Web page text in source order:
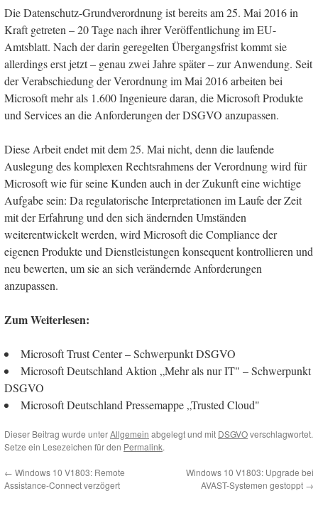
Die Datenschutz-Grundverordnung ist bereits am 25. Mai 2016 in
Kraft getreten – 20 Tage nach ihrer Veröffentlichung im EU-
Amtsblatt. Nach der darin geregelten Übergangsfrist kommt sie
allerdings erst jetzt – genau zwei Jahre später – zur Anwendung. Seit
der Verabschiedung der Verordnung im Mai 2016 arbeiten bei
Microsoft mehr als 1.600 Ingenieure daran, die Microsoft Produkte
und Services an die Anforderungen der DSGVO anzupassen.
Diese Arbeit endet mit dem 25. Mai nicht, denn die laufende
Auslegung des komplexen Rechtsrahmens der Verordnung wird für
Microsoft wie für seine Kunden auch in der Zukunft eine wichtige
Aufgabe sein: Da regulatorische Interpretationen im Laufe der Zeit
mit der Erfahrung und den sich ändernden Umständen
weiterentwickelt werden, wird Microsoft die Compliance der
eigenen Produkte und Dienstleistungen konsequent kontrollieren und
neu bewerten, um sie an sich verändernde Anforderungen
anzupassen.
Zum Weiterlesen:
Microsoft Trust Center – Schwerpunkt DSGVO
Microsoft Deutschland Aktion „Mehr als nur IT" – Schwerpunkt
DSGVO
Microsoft Deutschland Pressemappe „Trusted Cloud"
Dieser Beitrag wurde unterAllgemein abgelegt und mit DSGVOverschlagwortet.
Setze ein Lesezeichen für den Permalink.
← Windows 10 V1803: Remote
Assistance-Connect verzögert
Windows 10 V1803: Upgrade bei
AVAST-Systemen gestoppt →